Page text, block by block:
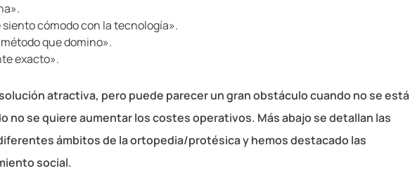
cómodo con la tecnología».
que domino».
exacto».
atractiva, pero puede parecer un gran obstáculo cuando no se está
no se quiere aumentar los costes operativos. Más abajo se detallan las
ámbitos de la ortopedia/protésica y hemos destacado las
social.